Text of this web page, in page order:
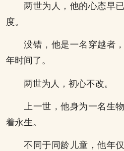
两世为人，他的心态早
度。
没错，他是一名穿越者
年时间了。
两世为人，初心不改。
上一世，他身为一名生
着永生。
不同于同龄儿童，他年